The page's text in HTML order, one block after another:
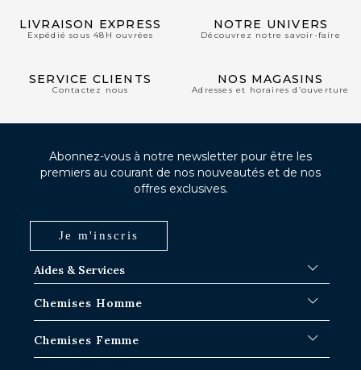
LIVRAISON EXPRESS
Expédié sous 48H ouvrées
NOTRE UNIVERS
Découvrez notre savoir-faire
SERVICE CLIENTS
Contactez nous
NOS MAGASINS
Adresses et horaires d’ouverture
Aides & Services
Délais d'expédition
Échange dans les boutiques Paris-IDF
Chemises Homme
Chemises Bleues
Chemises Femme
Abonnez-vous à notre newsletter pour être les
premiers au courant de nos nouveautés et de nos
offres exclusives.
Je m'inscris